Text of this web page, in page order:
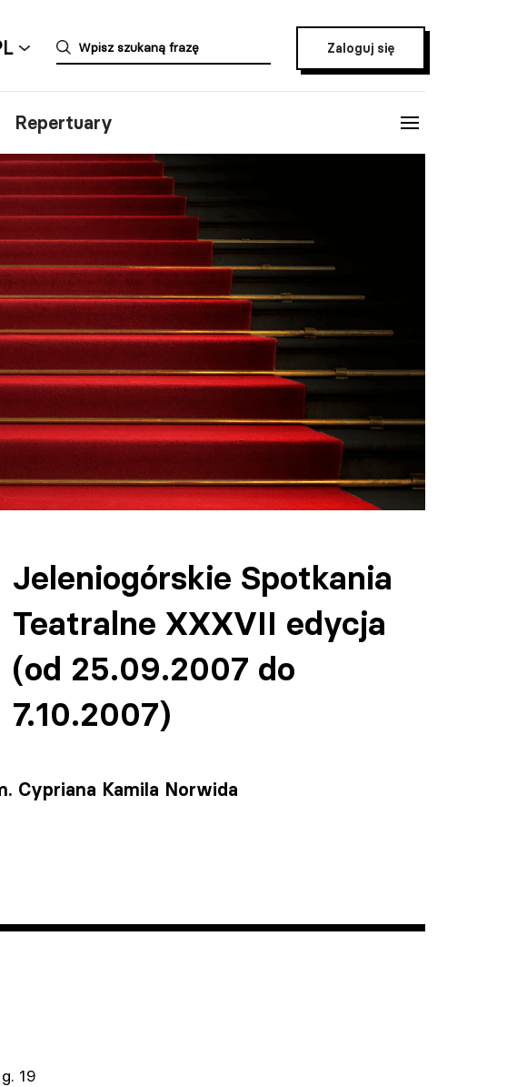
Zaloguj się
Repertuary
Jeleniogórskie Spotkania
Teatralne XXXVII edycja
(od 25.09.2007 do
7.10.2007)
Cypriana Kamila Norwida
19